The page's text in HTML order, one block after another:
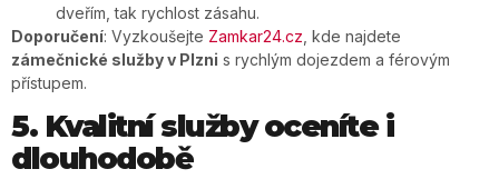
dveřím, tak rychlost zásahu.
Doporučení: Vyzkoušejte Zamkar24.cz , kde najdete
zámečnické služby v Plzni s rychlým dojezdem a férovým
přístupem.
5. Kvalitní služby oceníte i
dlouhodobě